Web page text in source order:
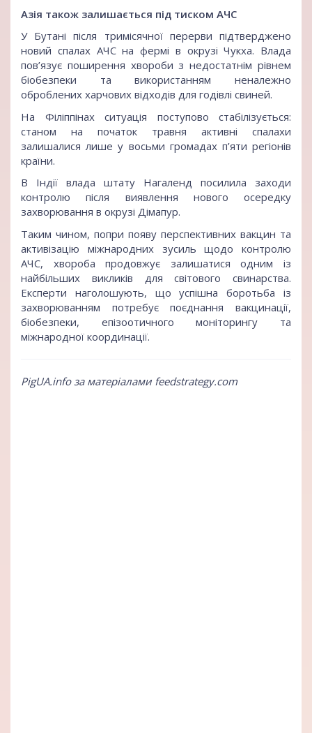
Азія також залишається під тиском АЧС
У Бутані після тримісячної перерви підтверджено
новий спалах АЧС на фермі в окрузі Чукха. Влада
пов’язує поширення хвороби з недостатнім рівнем
біобезпеки та використанням неналежно
оброблених харчових відходів для годівлі свиней.
На Філіппінах ситуація поступово стабілізується:
станом на початок травня активні спалахи
залишалися лише у восьми громадах п’яти регіонів
країни.
В Індії влада штату Нагаленд посилила заходи
контролю після виявлення нового осередку
захворювання в окрузі Дімапур.
Таким чином, попри появу перспективних вакцин та
активізацію міжнародних зусиль щодо контролю
АЧС, хвороба продовжує залишатися одним із
найбільших викликів для світового свинарства.
Експерти наголошують, що успішна боротьба із
захворюванням потребує поєднання вакцинації,
біобезпеки, епізоотичного моніторингу та
міжнародної координації.
PigUA.info за матеріалами feedstrategy.com